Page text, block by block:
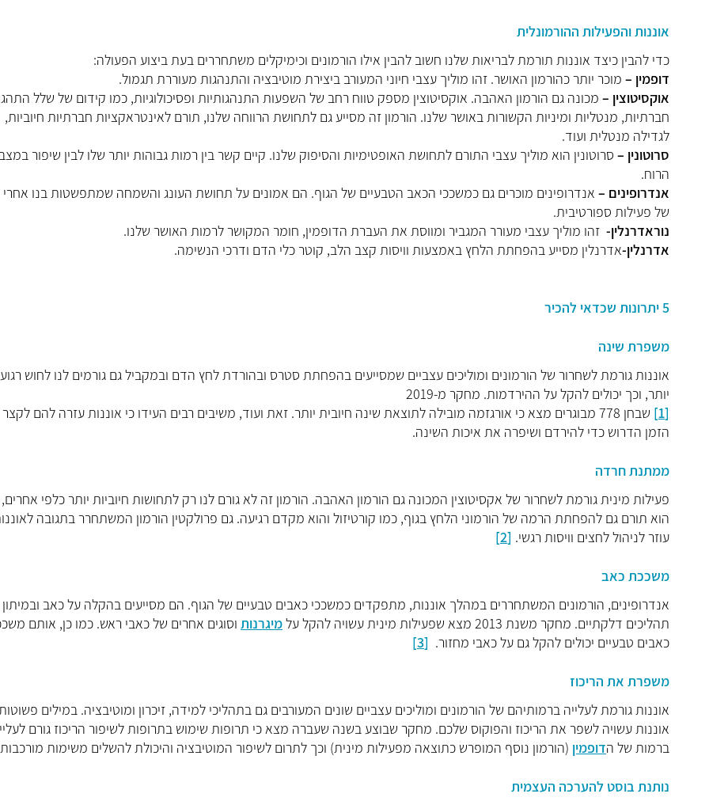
אוננות והפעילות ההורמונלית
כדי להבין כיצד אוננות תורמת לבריאות שלנו חשוב להבין אילו הורמונים וכימיקלים משתחררים בעת ביצוע הפעולה:
דופמין – מוכר יותר כהורמון האושר. זהו מוליך עצבי חיוני המעורב ביצירת מוטיבציה והתנהגות מעוררת תגמול.
אוקסיטוצין – מכונה גם הורמון האהבה. אוקסיטוצין מספק טווח רחב של השפעות התנהגותיות ופסיכולוגיות, כמו קידום של שלל
חברתיות, מנטליות ומיניות הקשורות באושר שלנו. הורמון זה מסייע גם לתחושת הרווחה שלנו, תורם לאינטראקציות חברתיות חיוביות,
לגדילה מנטלית ועוד.
סרוטונין – סרוטונין הוא מוליך עצבי התורם לתחושת האופטימיות והסיפוק שלנו. קיים קשר בין רמות גבוהות יותר שלו לבין שיפור במצב
הרוח.
אנדרופינים – אנדרופינים מוכרים גם כמשככי הכאב הטבעיים של הגוף. הם אמונים על תחושת העונג והשמחה שמתפשטות בנו אחרי
של פעילות ספורטיבית.
נוראדרנלין- זהו מוליך עצבי מעורר המגביר ומווסת את העברת הדופמין, חומר המקושר לרמות האושר שלנו.
אדרנלין-אדרנלין מסייע בהפחתת הלחץ באמצעות וויסות קצב הלב, קוטר כלי הדם ודרכי הנשימה.
5 יתרונות שכדאי להכיר
משפרת שינה
אוננות גורמת לשחרור של הורמונים ומוליכים עצביים שמסייעים בהפחתת סטרס ובהורדת לחץ הדם ובמקביל גם גורמים לנו לחוש
יותר, וכך יכולים להקל על ההירדמות. מחקר מ-2019
[1]
שבחן 778 מבוגרים מצא כי אורגזמה מובילה לתוצאת שינה חיובית יותר. זאת ועוד, משיבים רבים העידו כי אוננות עזרה להם
הזמן הדרוש כדי להירדם ושיפרה את איכות השינה.
ממתנת חרדה
פעילות מינית גורמת לשחרור של אקסיטוצין המכונה גם הורמון האהבה. הורמון זה לא גורם לנו רק לתחושות חיוביות יותר כלפי
הוא תורם גם להפחתת הרמה של הורמוני הלחץ בגוף, כמו קורטיזול והוא מקדם רגיעה. גם פרולקטין הורמון המשתחרר בתגובה
עוזר לניהול לחצים וויסות רגשי. [2]
משככת כאב
אנדרופינים, הורמונים המשתחררים במהלך אוננות, מתפקדים כמשככי כאבים טבעיים של הגוף. הם מסייעים בהקלה על כאב
תהליכים דלקתיים. מחקר משנת 2013 מצא שפעילות מינית עשויה להקל על
מיגרנות וסוגים אחרים של כאבי ראש. כמו כן, אותם
כאבים טבעיים יכולים להקל גם על כאבי מחזור. [3]
משפרת את הריכוז
אוננות גורמת לעלייה ברמותיהם של הורמונים ומוליכים עצביים שונים המעורבים גם בתהליכי למידה, זיכרון ומוטיבציה. במילים
אוננות עשויה לשפר את הריכוז והפוקוס שלכם. מחקר שבוצע בשנה שעברה מצא כי תרופות שימוש בתרופות לשיפור הריכוז גורם
ברמות של הדופמין (הורמון נוסף המופרש כתוצאה מפעילות מינית) וכך לתרום לשיפור המוטיבציה והיכולת להשלים משימות מורכבות
נותנת בוסט להערכה העצמית